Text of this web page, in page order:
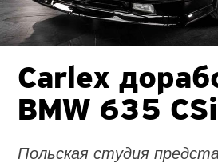
Carlex
BMW 635 CSi
Польская студия